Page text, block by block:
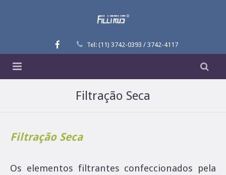
Tel: (11) 3742-0393 / 3742-4117
Alfa Ômega
Produtos e Serviços
Filtração Seca
Filtração Seca
Os elementos filtrantes confeccionados pela